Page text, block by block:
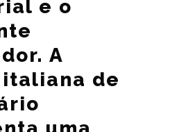
e o
A
de